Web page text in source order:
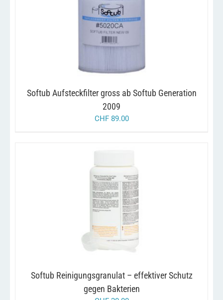
IN DEN WARENKORB / DETAILS
Softub Aufsteckfilter gross ab Softub Generation
2009
CHF89.00
IN DEN WARENKORB / DETAILS
Softub Reinigungsgranulat – effektiver Schutz
gegen Bakterien